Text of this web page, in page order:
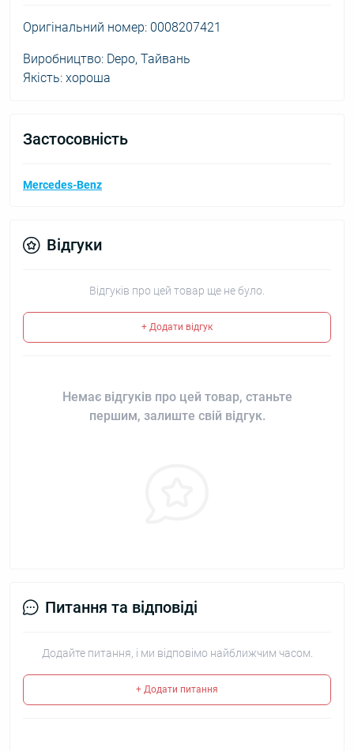
Оригінальний номер: 0008207421
Виробництво: Depo, Тайвань
Якість: хороша
Застосовність
Mercedes-Benz
Відгуки
Відгуків про цей товар ще не було.
+ Додати відгук
Немає відгуків про цей товар, станьте
першим, залиште свій відгук.
Питання та відповіді
Додайте питання, і ми відповімо найближчим часом.
+ Додати питання